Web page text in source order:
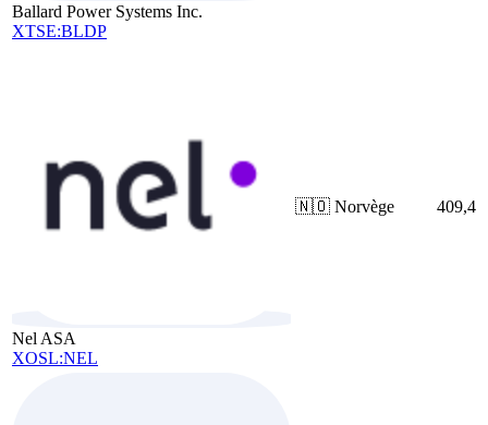
Ballard Power Systems Inc.
XTSE:BLDP
Nel ASA
XOSL:NEL
🇳🇴 Norvège 409,4